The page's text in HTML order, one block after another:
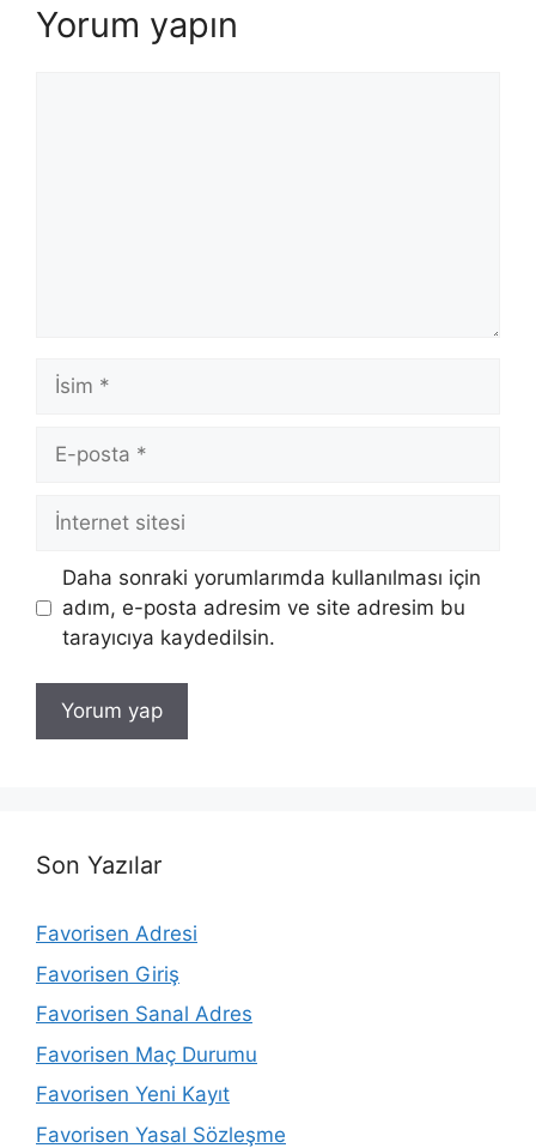
Yorum yapın
İsim
posta
İnternet
sitesi
Daha sonraki yorumlarımda kullanılması için
adım, e-posta adresim ve site adresim bu
tarayıcıya kaydedilsin.
Son Yazılar
Favorisen Adresi
Favorisen Giriş
Favorisen Sanal Adres
Favorisen Maç Durumu
Favorisen Yeni Kayıt
Favorisen Yasal Sözleşme